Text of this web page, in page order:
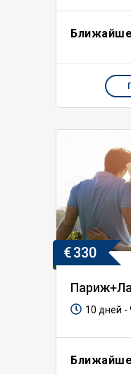
€330
10 дней -